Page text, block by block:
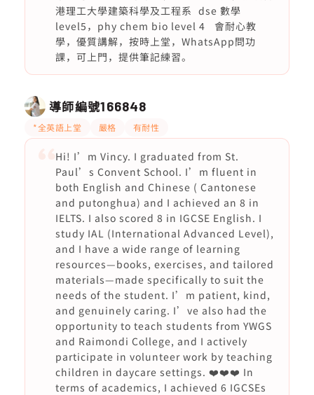
港理工大學建築科學及工程系 dse 數學
level5，phy chem bio level 4 會耐心教
學，優質講解，按時上堂，WhatsApp問功
課，可上門，提供筆記練習。
導師編號166848
*全英語上堂 嚴格 有耐性
Hi! I’m Vincy. I graduated from St.
Paul’s Convent School. I’m fluent in
both English and Chinese ( Cantonese
and putonghua) and I achieved an 8 in
IELTS. I also scored 8 in IGCSE English. I
study IAL (International Advanced Level),
and I have a wide range of learning
resources—books, exercises, and tailored
materials—made specifically to suit the
needs of the student. I’m patient, kind,
and genuinely caring. I’ve also had the
opportunity to teach students from YWGS
and Raimondi College, and I actively
participate in volunteer work by teaching
children in daycare settings. ❤️❤️❤️ In
terms of academics, I achieved 6 IGCSEs